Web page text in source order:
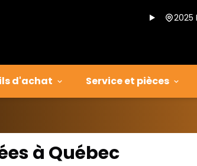
2025
d'achat Service et pièces
à Québec